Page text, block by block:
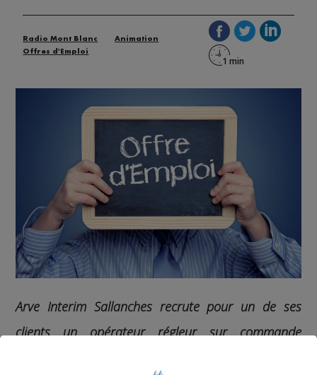
Radio Mont Blanc
Animation
Offres d'Emploi
Arve Interim Sallanches recrute pour un de ses
clients un opérateur régleur sur commande